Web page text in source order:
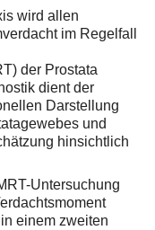
wird allen
im Regelfall
der Prostata
dient der
Darstellung
und
hinsichtlich
Untersuchung
einem zweiten